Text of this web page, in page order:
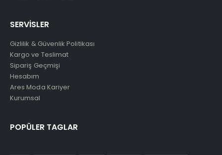
SERVİSLER
Gizlilik & Güvenlik Politikası
Kargo ve Teslimat
Sipariş Geçmişi
Hesabım
Ares Moda Kariyer
Kurumsal
POPÜLER TAGLAR